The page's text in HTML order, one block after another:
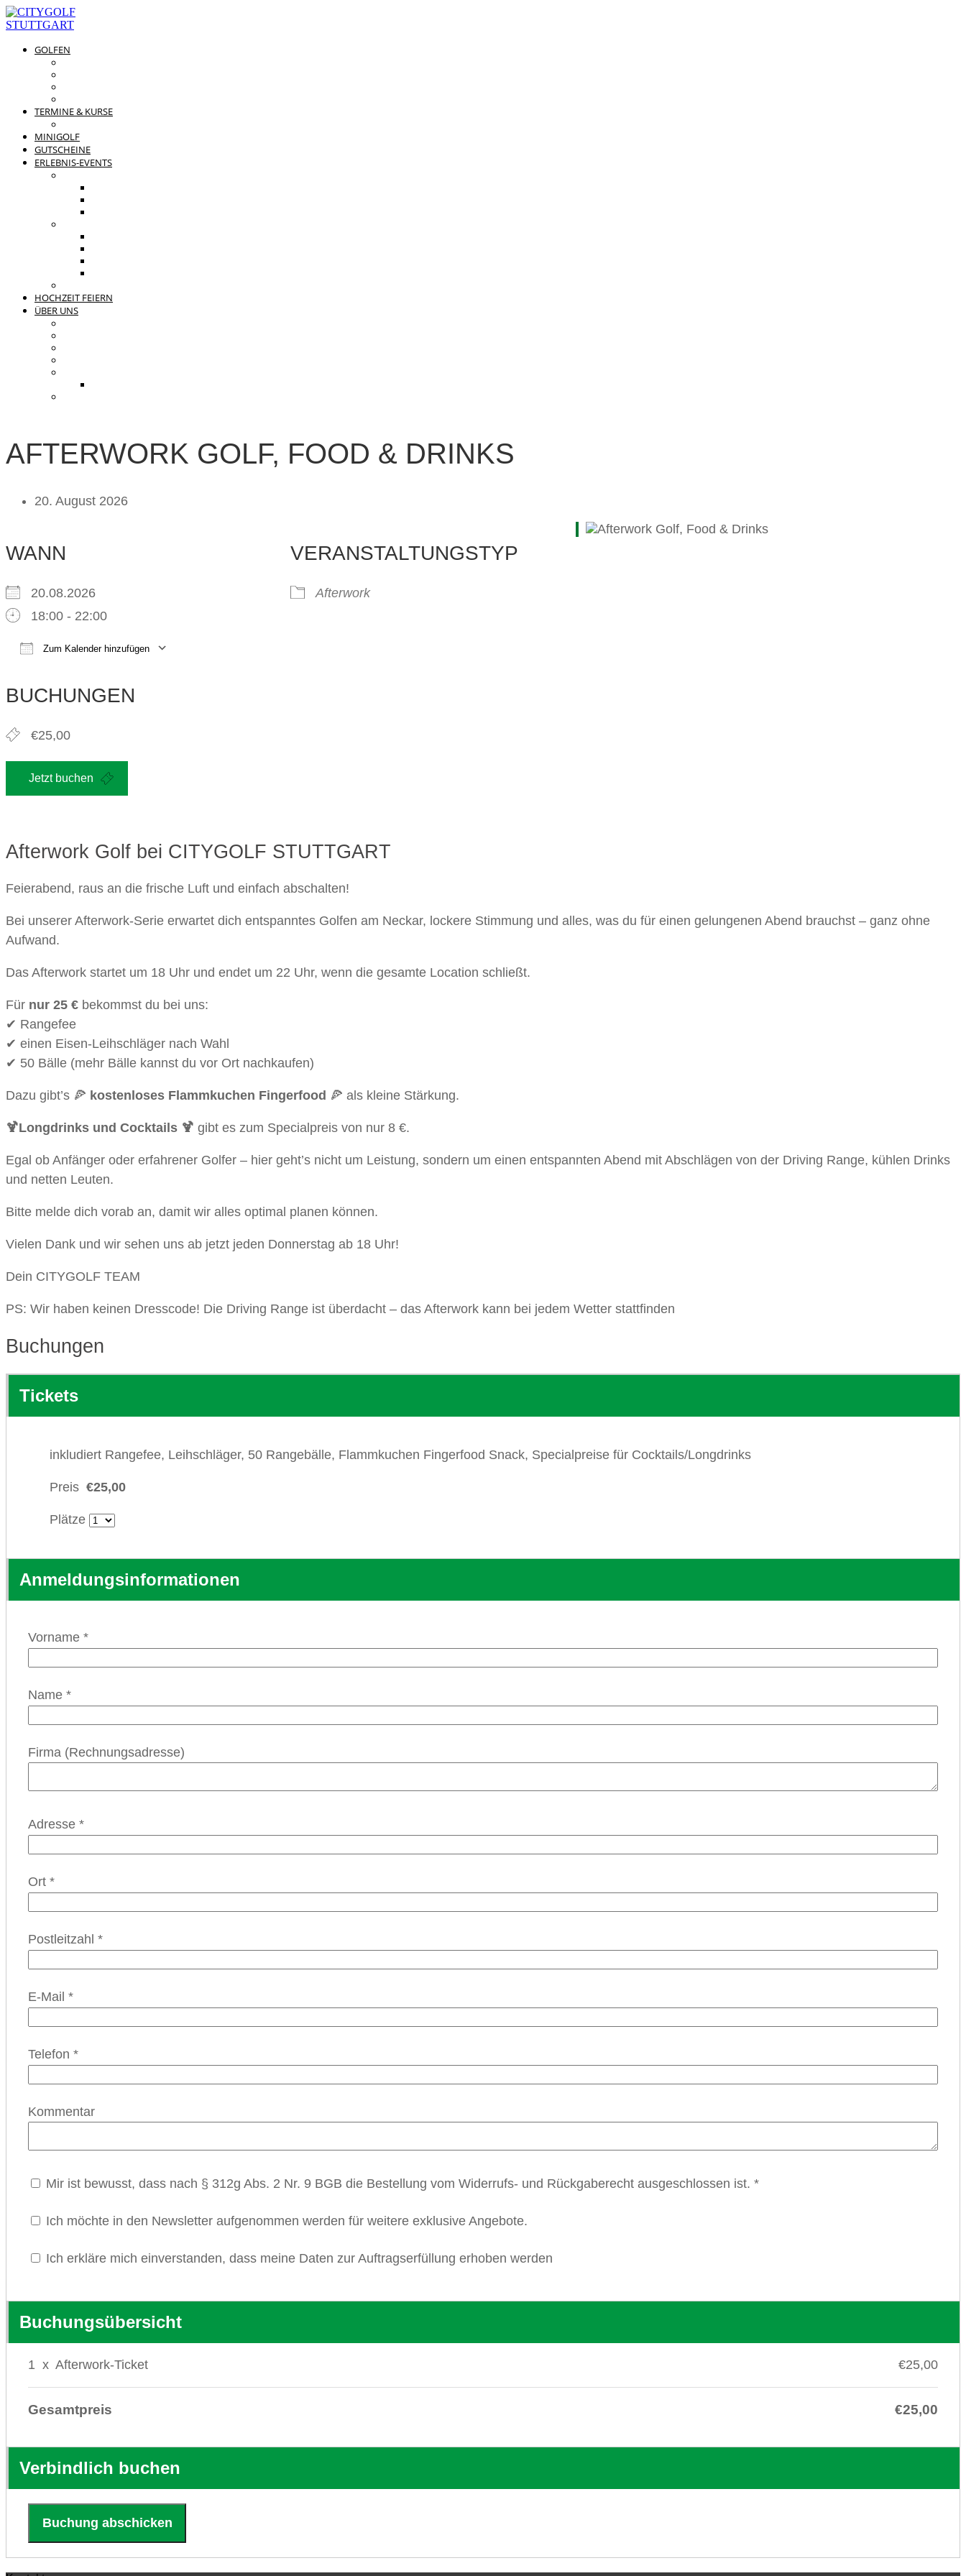
GOLFEN
TERMINE & KURSE
MINIGOLF
GUTSCHEINE
ERLEBNIS-EVENTS
HOCHZEIT FEIERN
ÜBER UNS
AFTERWORK GOLF, FOOD & DRINKS
20. August 2026
WANN
20.08.2026
18:00 - 22:00
Zum Kalender hinzufügen
BUCHUNGEN
€25,00
Jetzt buchen
VERANSTALTUNGSTYP
Afterwork
Afterwork Golf bei CITYGOLF STUTTGART
Feierabend, raus an die frische Luft und einfach abschalten!
Bei unserer Afterwork-Serie erwartet dich entspanntes Golfen am Neckar, lockere Stimmung und alles, was du für einen gelungenen Abend brauchst – ganz ohne
Aufwand.
Das Afterwork startet um 18 Uhr und endet um 22 Uhr, wenn die gesamte Location schließt.
Für nur 25 € bekommst du bei uns:
✔ Rangefee
✔ einen Eisen-Leihschläger nach Wahl
✔ 50 Bälle (mehr Bälle kannst du vor Ort nachkaufen)
Dazu gibt’s 🍕 kostenloses Flammkuchen Fingerfood 🍕 als kleine Stärkung.
🍹Longdrinks und Cocktails 🍹 gibt es zum Specialpreis von nur 8 €.
Egal ob Anfänger oder erfahrener Golfer – hier geht’s nicht um Leistung, sondern um einen entspannten Abend mit Abschlägen von der Driving Range, kühlen Drinks
und netten Leuten.
Bitte melde dich vorab an, damit wir alles optimal planen können.
Vielen Dank und wir sehen uns ab jetzt jeden Donnerstag ab 18 Uhr!
Dein CITYGOLF TEAM
PS: Wir haben keinen Dresscode! Die Driving Range ist überdacht – das Afterwork kann bei jedem Wetter stattfinden
Buchungen
Tickets
inkludiert Rangefee, Leihschläger, 50 Rangebälle, Flammkuchen Fingerfood Snack, Specialpreise für Cocktails/Longdrinks
Preis €25,00
Plätze
Anmeldungsinformationen
Vorname *
Name *
Firma (Rechnungsadresse)
Adresse *
Ort *
Postleitzahl *
E-Mail *
Telefon *
Kommentar
Mir ist bewusst, dass nach § 312g Abs. 2 Nr. 9 BGB die Bestellung vom Widerrufs- und Rückgaberecht ausgeschlossen ist. *
Ich möchte in den Newsletter aufgenommen werden für weitere exklusive Angebote.
Ich erkläre mich einverstanden, dass meine Daten zur Auftragserfüllung erhoben werden
Buchungsübersicht
1 x Afterwork-Ticket €25,00
Gesamtpreis €25,00
Verbindlich buchen